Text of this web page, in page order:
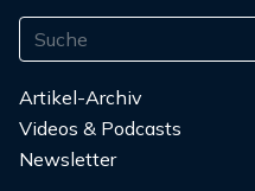
Artikel-Archiv
Videos & Podcasts
Newsletter